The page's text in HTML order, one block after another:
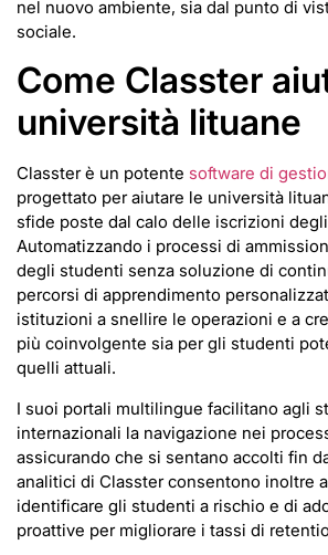
nel nuovo ambiente, sia dal punto di
sociale.
Come Classter
università lituane
Classter è un potente software di
progettato per aiutare le università
sfide poste dal calo delle iscrizioni
Automatizzando i processi di
degli studenti senza soluzione di
percorsi di apprendimento
istituzioni a snellire le operazioni e a
più coinvolgente sia per gli studenti
quelli attuali.
I suoi portali multilingue facilitano agli
internazionali la navigazione nei
assicurando che si sentano accolti fin
analitici di Classter consentono inoltre
identificare gli studenti a rischio e di
proattive per migliorare i tassi di